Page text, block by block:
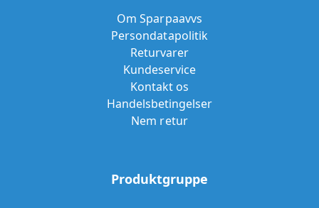
Om Sparpaavvs
Persondatapolitik
Returvarer
Kundeservice
Kontakt os
Handelsbetingelser
Nem retur
Produktgruppe